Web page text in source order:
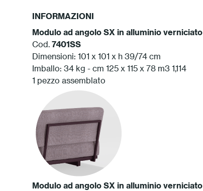
ATAM Amazzonia
INFORMAZIONI
Modulo ad angolo SX in alluminio verniciato
Cod. 7401SS
Dimensioni: 101 x 101 x h 39/74 cm
Imballo: 34 kg - cm 125 x 115 x 78 m3 1,114
1 pezzo assemblato
Modulo ad angolo SX in alluminio verniciato